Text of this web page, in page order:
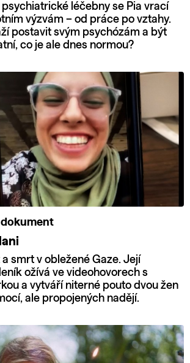
psychiatrické léčebny se Pia vrací
výzvám – od práce po vztahy.
postavit svým psychózám a být
co je ale dnes normou?
smrt v obležené Gaze. Její
ožívá ve videohovorech s
a vytváří niterné pouto dvou žen
ale propojených nadějí.